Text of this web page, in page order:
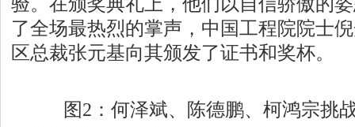
了全场最热烈的掌声，中国工程院院士
区总裁张元基向其颁发了证书和奖杯。
图2：何泽斌、陈德鹏、柯鸿宗挑